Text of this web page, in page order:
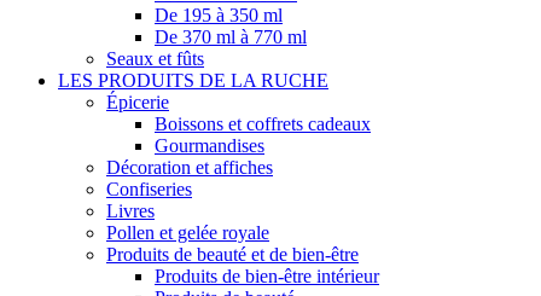
De 195 à 350 ml
De 370 ml à 770 ml
Seaux et fûts
LES PRODUITS DE LA RUCHE
Épicerie
Boissons et coffrets cadeaux
Gourmandises
Décoration et affiches
Confiseries
Livres
Pollen et gelée royale
Produits de beauté et de bien-être
Produits de bien-être intérieur